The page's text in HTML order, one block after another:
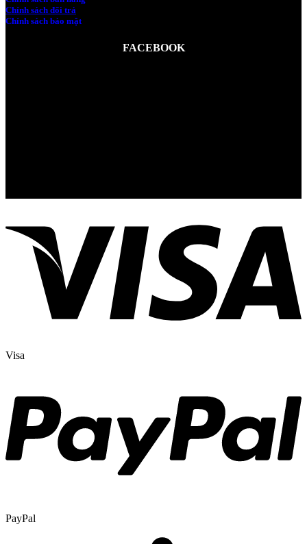
Chính sách đổi trả
Chính sách bảo mật
FACEBOOK
Visa
PayPal